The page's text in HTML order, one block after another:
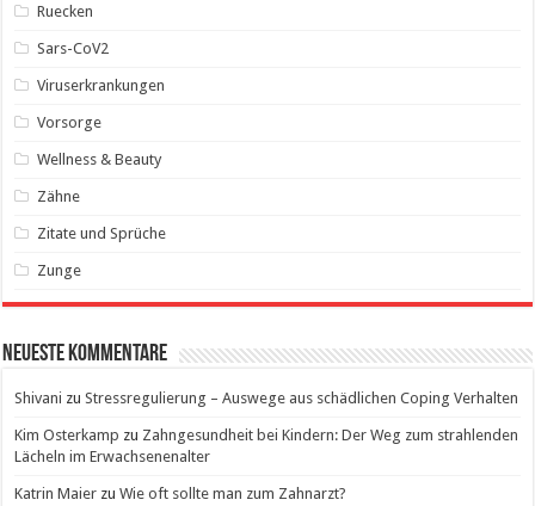
Ruecken
Sars-CoV2
Viruserkrankungen
Vorsorge
Wellness & Beauty
Zähne
Zitate und Sprüche
Zunge
Neueste Kommentare
Shivani zuStressregulierung – Auswege aus schädlichen Coping Verhalten
Kim Osterkamp zu Zahngesundheit bei Kindern: Der Weg zum strahlenden
Lächeln im Erwachsenenalter
Katrin Maier zuWie oft sollte man zum Zahnarzt?